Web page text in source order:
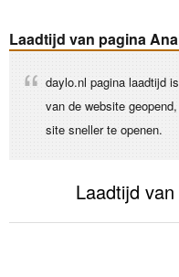
Laadtijd van pagina
daylo.nl pagina laadtijd
van de website
site sneller te openen.
Laadtijd